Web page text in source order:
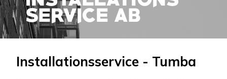
Installationsservice - Tumba